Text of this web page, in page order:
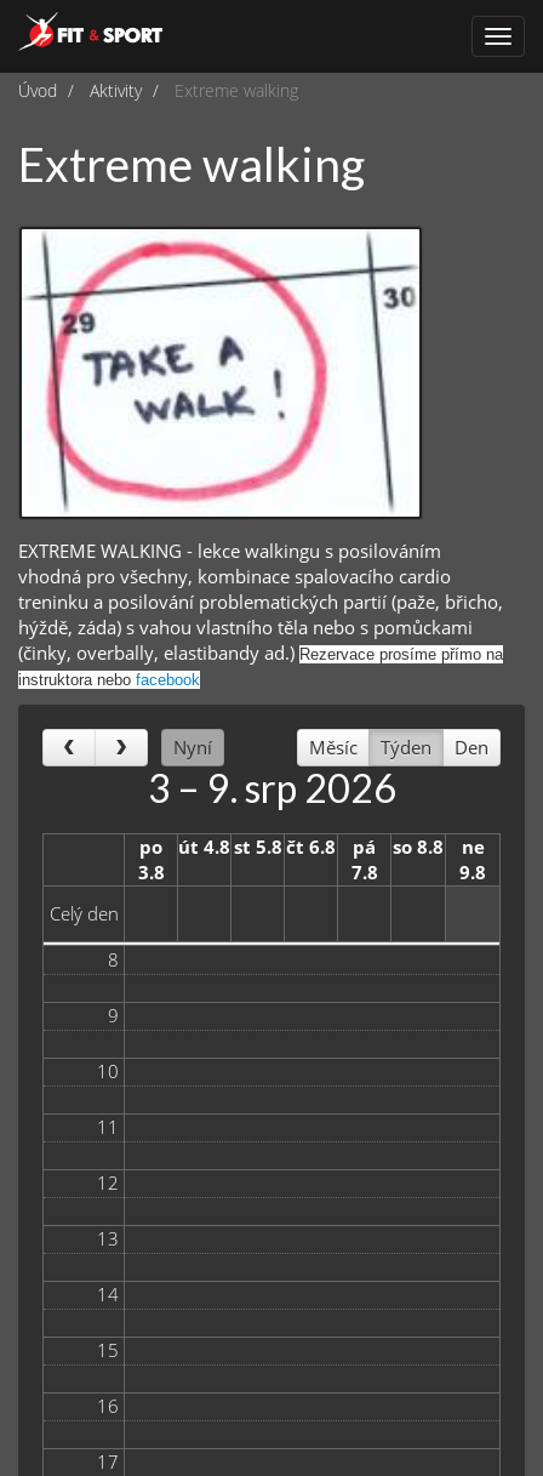
Úvod Aktivity Extreme walking
Extreme walking
EXTREME WALKING - lekce walkingu s posilováním
vhodná pro všechny, kombinace spalovacího cardio
treninku a posilování problematických partií (paže, břicho,
hýždě, záda) s vahou vlastního těla nebo s pomůckami
(činky, overbally, elastibandy ad.) Rezervace prosíme přímo na
instruktora nebo facebook
Nyní Měsíc Týden Den
3 – 9. srp 2026
po
3.8
út 4.8 st 5.8 čt 6.8
pá
7.8
so 8.8
ne
9.8
Celý den
8
9
10
11
12
13
14
15
16
17